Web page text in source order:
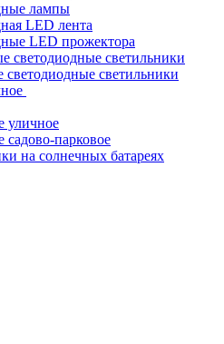
лампы
LED лента
LED прожектора
светодиодные светильники
светодиодные светильники
уличное
парковое
на солнечных батареях